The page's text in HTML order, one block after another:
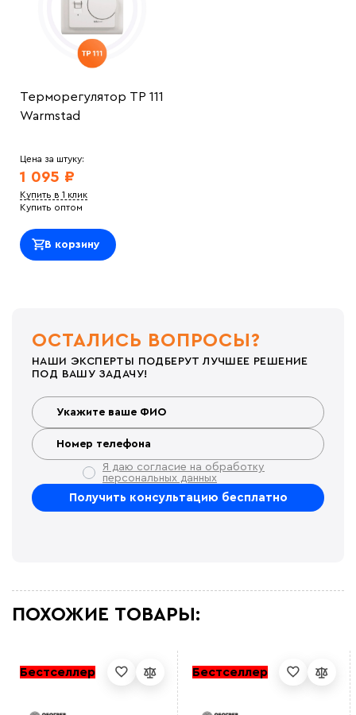
Терморегулятор ТР 111
Warmstad
Цена за штуку:
1 095 ₽
Купить в 1 клик
Купить оптом
В корзину
ОСТАЛИСЬ ВОПРОСЫ?
НАШИ ЭКСПЕРТЫ ПОДБЕРУТ ЛУЧШЕЕ РЕШЕНИЕ
ПОД ВАШУ ЗАДАЧУ!
Я даю согласие на обработку
персональных данных
ПОХОЖИЕ ТОВАРЫ:
Бестселлер Бестселлер